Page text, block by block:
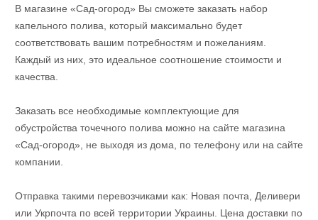
В магазине «Сад-огород» Вы сможете заказать набор
капельного полива, который максимально будет
соответствовать вашим потребностям и пожеланиям.
Каждый из них, это идеальное соотношение стоимости и
качества.
Заказать все необходимые комплектующие для
обустройства точечного полива можно на сайте магазина
«Сад-огород», не выходя из дома, по телефону или на сайте
компании.
Отправка такими перевозчиками как: Новая почта, Деливери
или Укрпочта по всей территории Украины. Цена доставки по